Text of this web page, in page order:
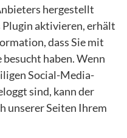
hergestellt
Plugin aktivieren, erhält
dass Sie mit
haben. Wenn
Social-Media-
sind, kann der
unserer Seiten Ihrem